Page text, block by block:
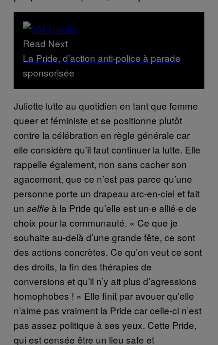
Read Next
La Pride, d’action anti-police à parade
sponsorisée
Juliette lutte au quotidien en tant que femme
queer et féministe et se positionne plutôt
contre la célébration en règle générale car
elle considère qu’il faut continuer la lutte. Elle
rappelle également, non sans cacher son
agacement, que ce n’est pas parce qu’une
personne porte un drapeau arc-en-ciel et fait
un selfie à la Pride qu’elle est un·e allié·e de
choix pour la communauté. « Ce que je
souhaite au-delà d’une grande fête, ce sont
des actions concrètes. Ce qu’on veut ce sont
des droits, la fin des thérapies de
conversions et qu’il n’y ait plus d’agressions
homophobes ! » Elle finit par avouer qu’elle
n’aime pas vraiment la Pride car celle-ci n’est
pas assez politique à ses yeux. Cette Pride,
qui est censée être un lieu safe et